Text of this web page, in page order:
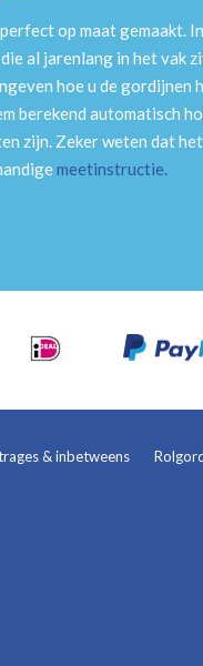
op maat gemaakt.
al jarenlang in het vak
hoe u de gordijnen
berekend automatisch
zijn. Zeker weten dat het
meetinstructie.
& inbetweens